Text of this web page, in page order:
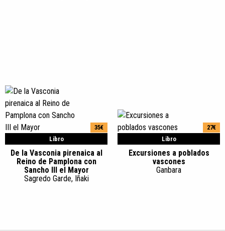
Libro
35€
De la Vasconia pirenaica al
Reino de Pamplona con
Sancho III el Mayor
Sagredo Garde, Iñaki
Libro
27€
Excursiones a poblados
vascones
Ganbara